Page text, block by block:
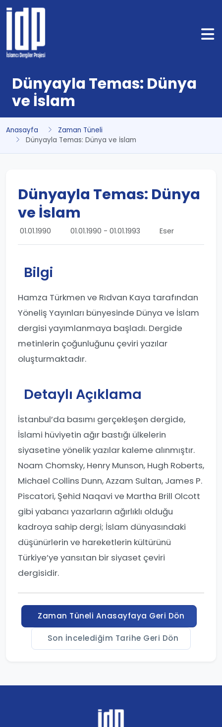
Dünyayla Temas: Dünya
ve İslam
Anasayfa
Zaman Tüneli
Dünyayla Temas: Dünya ve İslam
Dünyayla Temas: Dünya
ve İslam
01.01.1990 01.01.1990 - 01.01.1993 Eser
Bilgi
Hamza Türkmen ve Rıdvan Kaya tarafından
Yöneliş Yayınları bünyesinde Dünya ve İslam
dergisi yayımlanmaya başladı. Dergide
metinlerin çoğunluğunu çeviri yazılar
oluşturmaktadır.
Detaylı Açıklama
İstanbul’da basımı gerçekleşen dergide,
İslami hüviyetin ağır bastığı ülkelerin
siyasetine yönelik yazılar kaleme alınmıştır.
Noam Chomsky, Henry Munson, Hugh Roberts,
Michael Collins Dunn, Azzam Sultan, James P.
Piscatori, Şehid Naqavi ve Martha Brill Olcott
gibi yabancı yazarların ağırlıklı olduğu
kadroya sahip dergi; İslam dünyasındaki
düşünürlerin ve hareketlerin kültürünü
Türkiye’ye yansıtan bir siyaset çeviri
dergisidir.
Zaman Tüneli Anasayfaya Geri Dön
Son İncelediğim Tarihe Geri Dön